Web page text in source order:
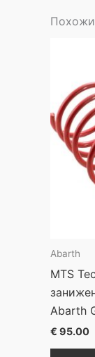
Abarth
MTS
Abarth
€ 95.00